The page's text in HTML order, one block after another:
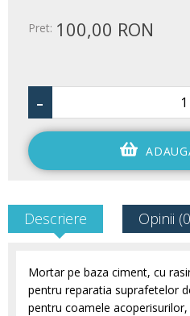
Pret: 100,00 RON
-
Descriere Opinii
Mortar pe baza ciment, cu
pentru reparatia suprafetelor
pentru coamele